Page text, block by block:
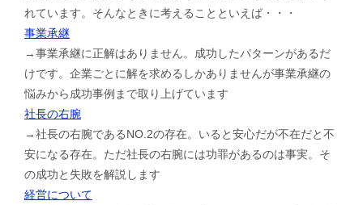
れています。そんなときに考えることといえば・・・
事業承継
→事業承継に正解はありません。成功したパターンがあるだ
けです。企業ごとに解を求めるしかありませんが事業承継の
悩みから成功事例まで取り上げています
社長の右腕
→社長の右腕であるNO.2の存在。いると安心だが不在だと不
安になる存在。ただ社長の右腕には功罪があるのは事実。そ
の成功と失敗を解説します
経営について